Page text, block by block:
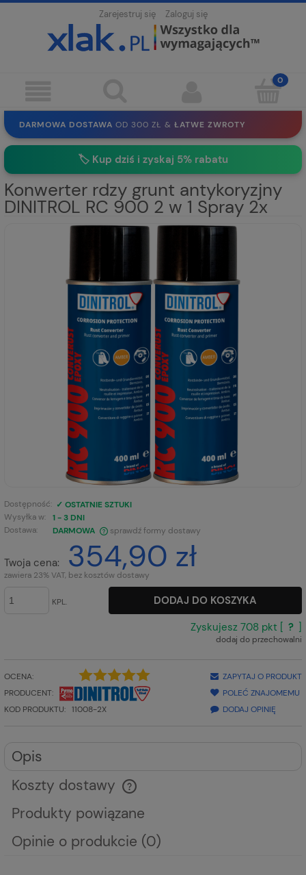
Zarejestruj się Zaloguj się
DARMOWA DOSTAWA OD 300 ZŁ & ŁATWE ZWROTY
100 DNI NA ZWROT BEZ REJESTRACJI
🏷️ Kup dziś i zyskaj 5% rabatu
Konwerter rdzy grunt antykoryzjny
DINITROL RC 900 2 w 1 Spray 2x
Dostępność: ✓ OSTATNIE SZTUKI
Wysyłka w:
1 - 3 DNI
Dostawa:
DARMOWA
CENA NIE ZAWIERA EWENTUALNYCH KOSZTÓW PŁATNOŚCI
sprawdź formy dostawy
Twoja cena: 354,90 zł
zawiera 23% VAT, bez kosztów dostawy
KPL.
DODAJ DO KOSZYKA
Zyskujesz 708 pkt [ ?
dodaj do przechowalni
OCENA:
PRODUCENT:
KOD PRODUKTU:
11008-2X
ZAPYTAJ O PRODUKT
POLEĆ ZNAJOMEMU
DODAJ OPINIĘ
Opis
Koszty dostawy
Cena nie zawiera ewentualnych kosztów płatności
Produkty powiązane
Opinie o produkcie (0)